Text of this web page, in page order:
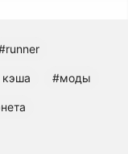
кэша #моды